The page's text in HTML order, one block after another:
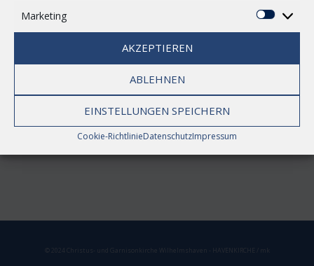
Marketing
AKZEPTIEREN
ABLEHNEN
EINSTELLUNGEN SPEICHERN
Cookie-RichtlinieDatenschutzImpressum
© 2024 Christus- und Garnisonkirche Wilhelmshaven - HAVENKIRCHE / mk